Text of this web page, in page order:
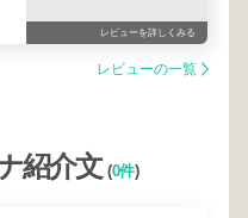
レビューを詳しくみる
レビューの一覧
紹介文(0件)